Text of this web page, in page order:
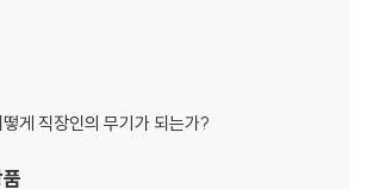
수 있을까?
는 것
이 더럽혀라
자하지 않는다
간 서비스를 총괄했다. 현재 1인 스튜디오를 운
, 자기발견 디렉터로 활동하고 있다. 디자인과
적인 도움을 주는 콘텐츠를 만들고
게 직장인의 무기가 되는가?